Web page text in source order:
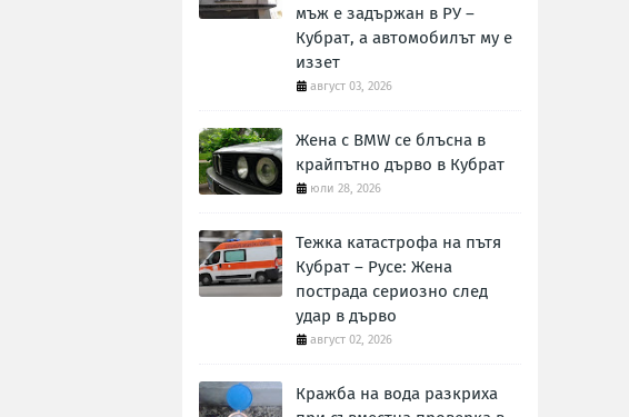
мъж е задържан в РУ –
Кубрат, а автомобилът му е
иззет
август 03, 2026
Жена с BMW се блъсна в
крайпътно дърво в Кубрат
юли 28, 2026
Тежка катастрофа на пътя
Кубрат – Русе: Жена
пострада сериозно след
удар в дърво
август 02, 2026
Кражба на вода разкриха